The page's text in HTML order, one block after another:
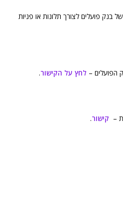
בנק פועלים לצורך תלונות או פניות
הפועלים – לחץ על הקישור.
– קישור.